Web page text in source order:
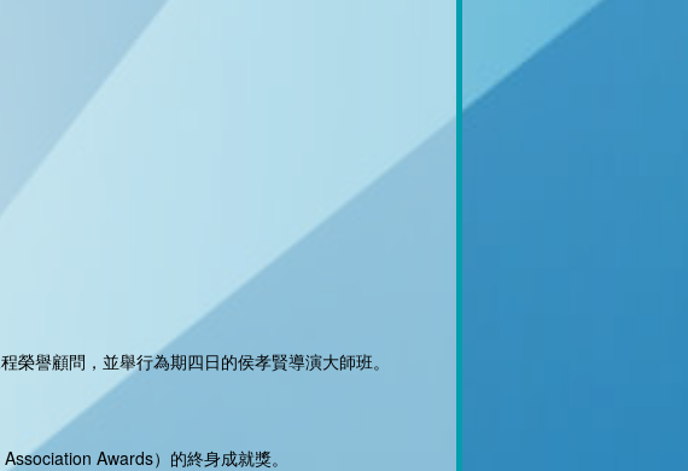
譽顧問，並舉行為期四日的侯孝賢導演大師班。
Awards）的終身成就獎。